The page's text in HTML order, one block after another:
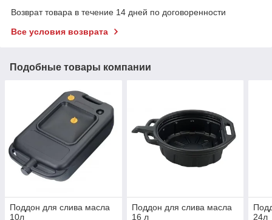
Возврат товара в течение 14 дней по договоренности
Все условия возврата
Подобные товары компании
Поддон для слива масла
10л
Поддон для слива масла
16 л
24л